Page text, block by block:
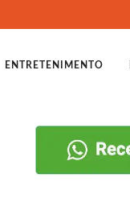
ENTRETENIMENTO